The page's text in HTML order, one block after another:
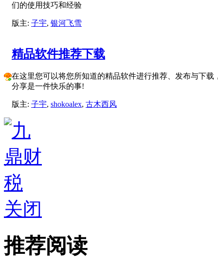
们的使用技巧和经验
版主: 子宇, 银河飞雪
精品软件推荐下载
在这里您可以将您所知道的精品软件进行推荐、发布与下载
分享是一件快乐的事!
版主: 子宇, shokoalex, 古木西风
关闭
推荐阅读